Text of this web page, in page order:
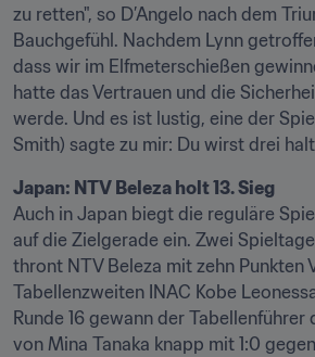
zu retten", so D’Angelo nach dem
Bauchgefühl. Nachdem Lynn
dass wir im Elfmeterschießen
hatte das Vertrauen und die
werde. Und es ist lustig, eine der
Smith) sagte zu mir: Du wirst drei
Japan: NTV Beleza holt 13. Sieg
Auch in Japan biegt die reguläre
auf die Zielgerade ein. Zwei
thront NTV Beleza mit zehn Punkten
Tabellenzweiten INAC Kobe
Runde 16 gewann der Tabellenführer
von Mina Tanaka knapp mit 1:0